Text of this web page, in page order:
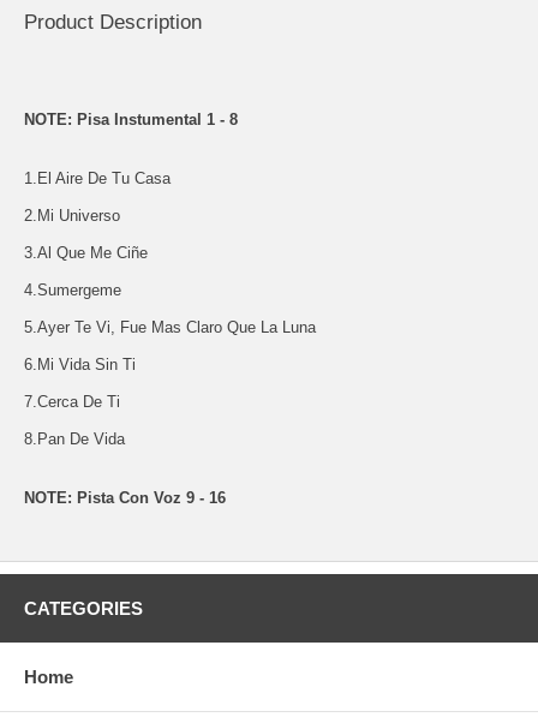
Product Description
NOTE: Pisa Instumental 1 - 8
1.El Aire De Tu Casa
2.Mi Universo
3.Al Que Me Ciñe
4.Sumergeme
5.Ayer Te Vi, Fue Mas Claro Que La Luna
6.Mi Vida Sin Ti
7.Cerca De Ti
8.Pan De Vida
NOTE: Pista Con Voz 9 - 16
CATEGORIES
Home